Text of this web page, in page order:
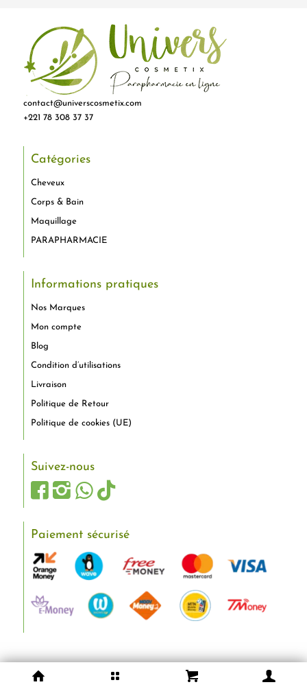
contact@universcosmetix.com
+221 78 308 37 37
Catégories
Cheveux
Corps & Bain
Maquillage
PARAPHARMACIE
Informations pratiques
Nos Marques
Mon compte
Blog
Condition d’utilisations
Livraison
Politique de Retour
Politique de cookies (UE)
Suivez-nous
Paiement sécurisé